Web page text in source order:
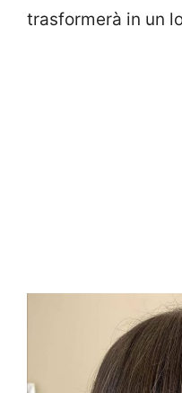
trasformerà in un